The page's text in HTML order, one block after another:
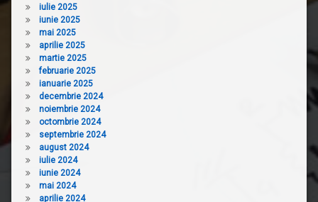
iulie 2025
iunie 2025
mai 2025
aprilie 2025
martie 2025
februarie 2025
ianuarie 2025
decembrie 2024
noiembrie 2024
octombrie 2024
septembrie 2024
august 2024
iulie 2024
iunie 2024
mai 2024
aprilie 2024